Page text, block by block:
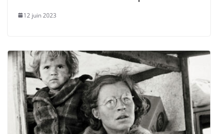
12 juin 2023